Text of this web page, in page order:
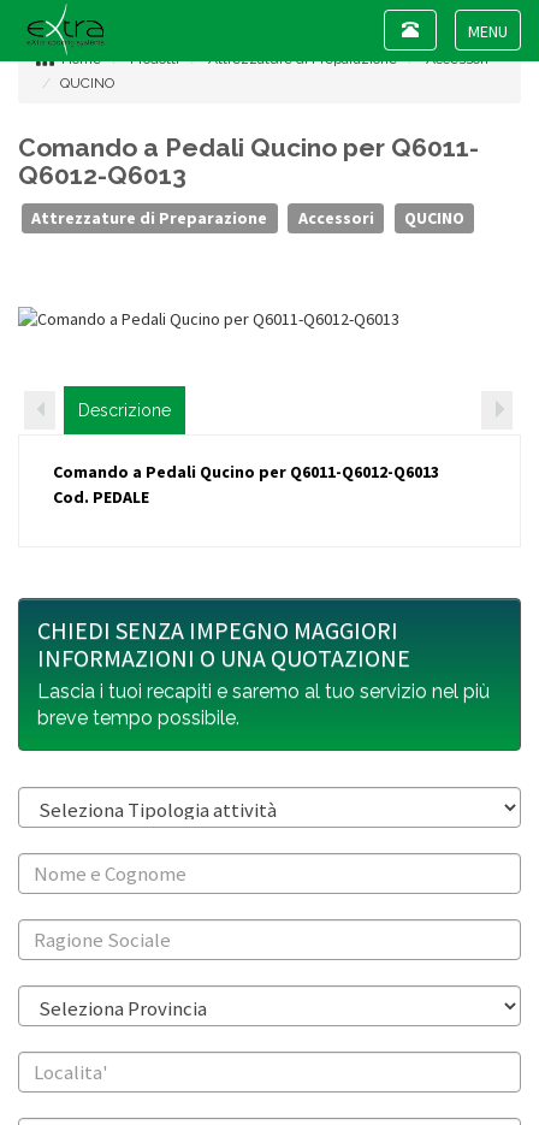
Toggle
Toggle
navigation
Home Prodotti Attrezzature di Preparazione
Accessori
QUCINO
Comando a Pedali Qucino per Q6011-
Q6012-Q6013
Attrezzature di Preparazione Accessori QUCINO
Descrizione
Comando a Pedali Qucino per Q6011-Q6012-Q6013
Cod. PEDALE
CHIEDI SENZA IMPEGNO MAGGIORI
INFORMAZIONI O UNA QUOTAZIONE
Lascia i tuoi recapiti e saremo al tuo servizio nel più
breve tempo possibile.